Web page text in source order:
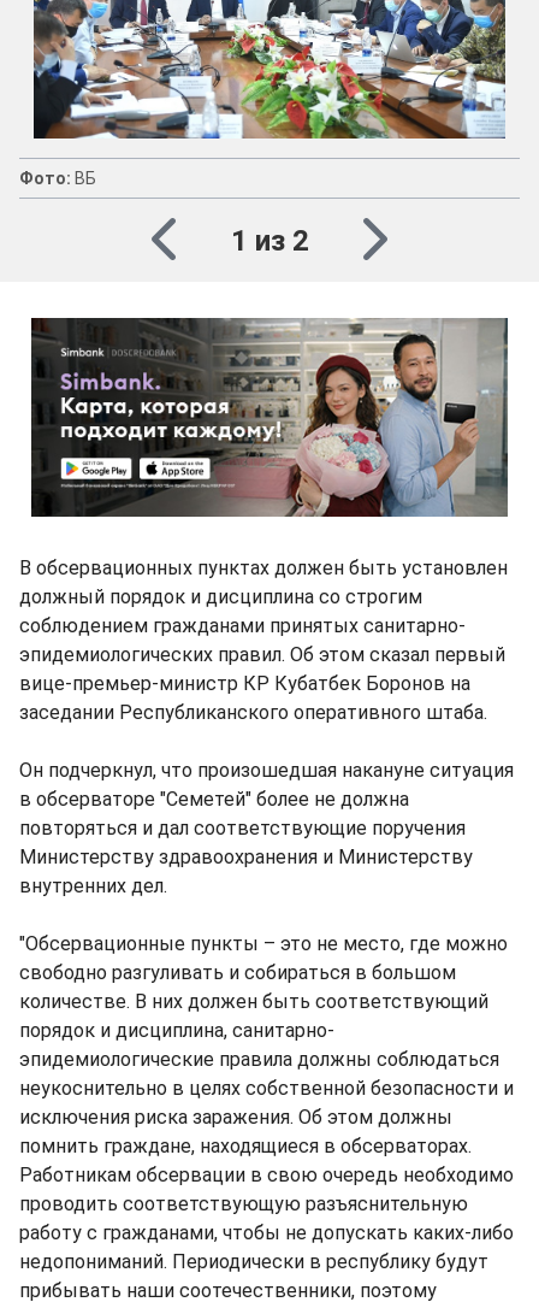
Фото: ВБ
1 из 2
В обсервационных пунктах должен быть установлен
должный порядок и дисциплина со строгим
соблюдением гражданами принятых санитарно-
эпидемиологических правил. Об этом сказал первый
вице-премьер-министр КР Кубатбек Боронов на
заседании Республиканского оперативного штаба.
Он подчеркнул, что произошедшая накануне ситуация
в обсерваторе "Семетей" более не должна
повторяться и дал соответствующие поручения
Министерству здравоохранения и Министерству
внутренних дел.
"Обсервационные пункты – это не место, где можно
свободно разгуливать и собираться в большом
количестве. В них должен быть соответствующий
порядок и дисциплина, санитарно-
эпидемиологические правила должны соблюдаться
неукоснительно в целях собственной безопасности и
исключения риска заражения. Об этом должны
помнить граждане, находящиеся в обсерваторах.
Работникам обсервации в свою очередь необходимо
проводить соответствующую разъяснительную
работу с гражданами, чтобы не допускать каких-либо
недопониманий. Периодически в республику будут
прибывать наши соотечественники, поэтому